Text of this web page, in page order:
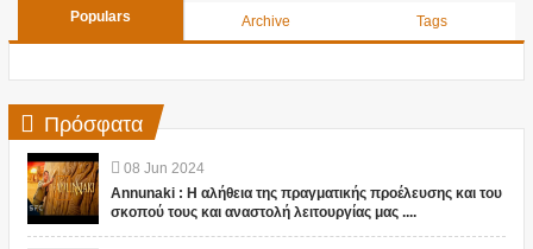
Populars Archive Tags
Πρόσφατα
08 Jun 2024
Annunaki : Η αλήθεια της πραγματικής προέλευσης και του
σκοπού τους και αναστολή λειτουργίας μας ....